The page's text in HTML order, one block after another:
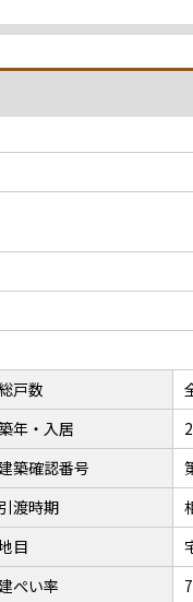
戸数
年・入居
築確認番号
引渡時期
目
ぺい率